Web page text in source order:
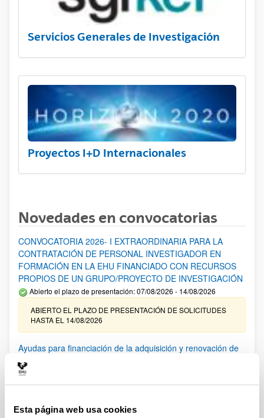
Esta página web usa cookies
Servicios Generales de Investigación
Proyectos I+D Internacionales
Novedades en convocatorias
CONVOCATORIA 2026- I EXTRAORDINARIA PARA LA
CONTRATACIÓN DE PERSONAL INVESTIGADOR EN
FORMACIÓN EN LA EHU FINANCIADO CON RECURSOS
PROPIOS DE UN GRUPO/PROYECTO DE INVESTIGACIÓN
Abierto el plazo de presentación: 07/08/2026 - 14/08/2026
ABIERTO EL PLAZO DE PRESENTACIÓN DE SOLICITUDES
HASTA EL 14/08/2026
Ayudas para financiación de la adquisición y renovación de
infraestructura científica y fondos bibliográficos en la
UPV/EHU 2026
Trámite abierto
25/03/2026: Corrección de errores del listado provisional de
solicitudes admitidas y excluidas. 23/03/2026: Relación